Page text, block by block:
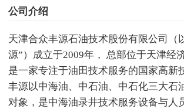
公司介绍
天津合众丰源石油技术股份有限公司（
源”）成立于2009年， 总部位于天津经
是一家专注于油田技术服务的国家高新
丰源以中海油、中石油、中石化三大石
对象，是中海油录井技术服务设备与人